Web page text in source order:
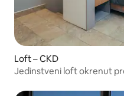
Loft – CKD
Jedinstveni loft okrenut